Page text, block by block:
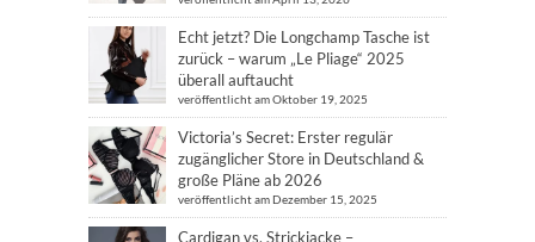
Echt jetzt? Die Longchamp Tasche ist
zurück – warum „Le Pliage“ 2025
überall auftaucht
veröffentlicht am Oktober 19, 2025
Victoria’s Secret: Erster regulär
zugänglicher Store in Deutschland &
große Pläne ab 2026
veröffentlicht am Dezember 15, 2025
Cardigan vs. Strickjacke –